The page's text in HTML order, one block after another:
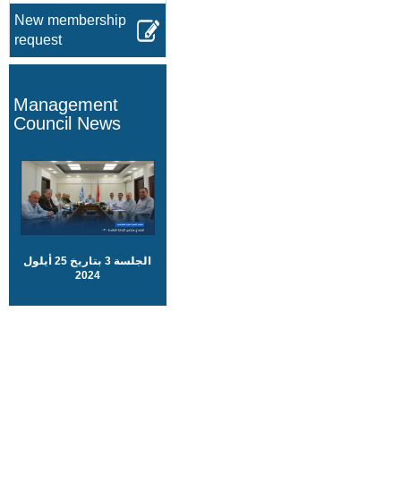
New membership
request
Management
Council News
الجلسة 3 بتاريخ 25 أيلول
2024